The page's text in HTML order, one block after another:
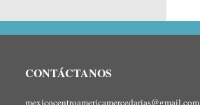
CONTÁCTANOS
mexicocentroamericamercedarias@gmail.com